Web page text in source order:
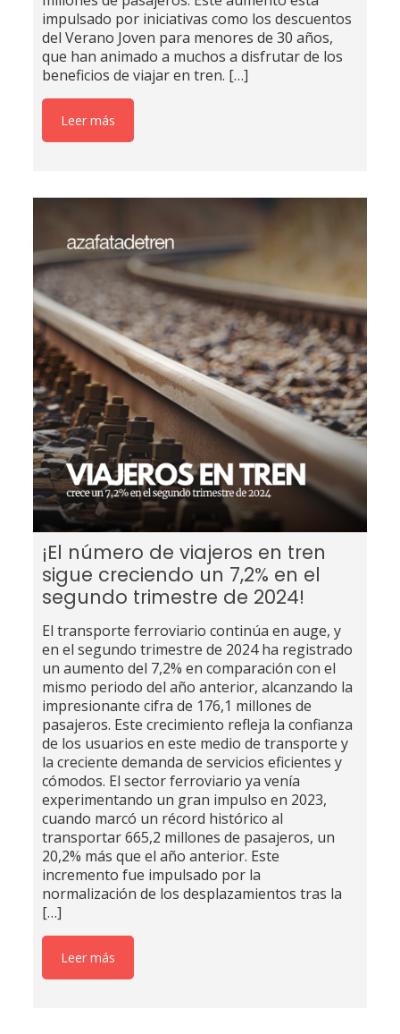
impulsado por iniciativas como los descuentos
del Verano Joven para menores de 30 años,
que han animado a muchos a disfrutar de los
beneficios de viajar en tren. […]
Leer más
¡El número de viajeros en tren
sigue creciendo un 7,2% en el
segundo trimestre de 2024!
El transporte ferroviario continúa en auge, y
en el segundo trimestre de 2024 ha registrado
un aumento del 7,2% en comparación con el
mismo periodo del año anterior, alcanzando la
impresionante cifra de 176,1 millones de
pasajeros. Este crecimiento refleja la confianza
de los usuarios en este medio de transporte y
la creciente demanda de servicios eficientes y
cómodos. El sector ferroviario ya venía
experimentando un gran impulso en 2023,
cuando marcó un récord histórico al
transportar 665,2 millones de pasajeros, un
20,2% más que el año anterior. Este
incremento fue impulsado por la
normalización de los desplazamientos tras la
[…]
Leer más